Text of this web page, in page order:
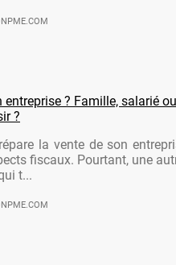
entreprise ? Famille, salarié
?
la vente de son
fiscaux. Pourtant, une
t...